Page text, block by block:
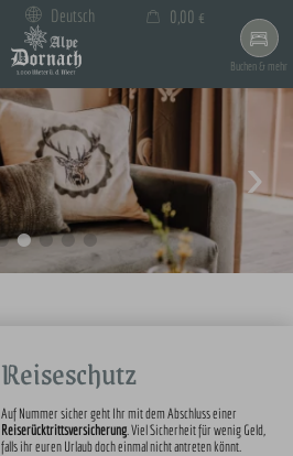
Buchen & mehr
Deutsch 0,00 €
Warenkorb ist leer
Reiseschutz
Auf Nummer sicher geht Ihr mit dem Abschluss einer
Reiserücktrittsversicherung . Viel Sicherheit für wenig Geld,
falls ihr euren Urlaub doch einmal nicht antreten könnt.